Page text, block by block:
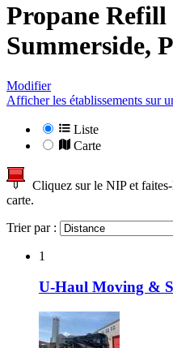
Propane
Summerside,
Modifier
Afficher les établissements sur
Liste
Carte
Cliquez sur le NIP et
carte.
Trier par :
1
U-Haul Moving &